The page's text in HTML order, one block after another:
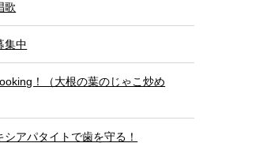
歌
集中
！（大根の葉のじゃこ炒め
シアパタイトで歯を守る！